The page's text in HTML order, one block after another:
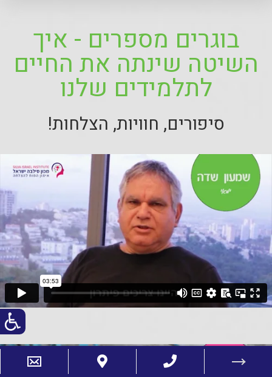
בוגרים מספרים - איך
השיטה שינתה את החיים
לתלמידים שלנו
סיפורים, חוויות, הצלחות!